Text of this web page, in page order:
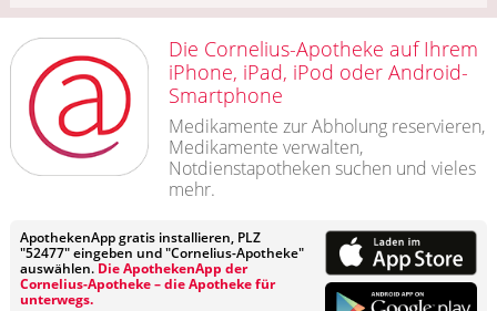
Die Cornelius-Apotheke auf Ihrem
iPhone, iPad, iPod oder Android-
Smartphone
Medikamente zur Abholung reservieren,
Medikamente verwalten,
Notdienstapotheken suchen und vieles
mehr.
ApothekenApp gratis installieren, PLZ
"52477" eingeben und "Cornelius-Apotheke"
auswählen. Die ApothekenApp der
Cornelius-Apotheke – die Apotheke für
unterwegs.